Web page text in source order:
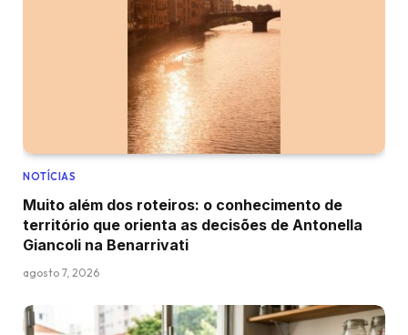
NOTÍCIAS
Muito além dos roteiros: o conhecimento de
território que orienta as decisões de Antonella
Giancoli na Benarrivati
agosto 7, 2026